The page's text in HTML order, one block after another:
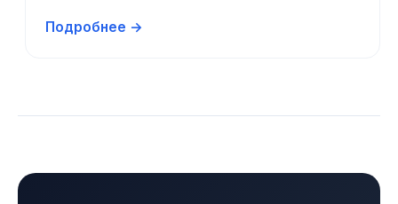
Подробнее →